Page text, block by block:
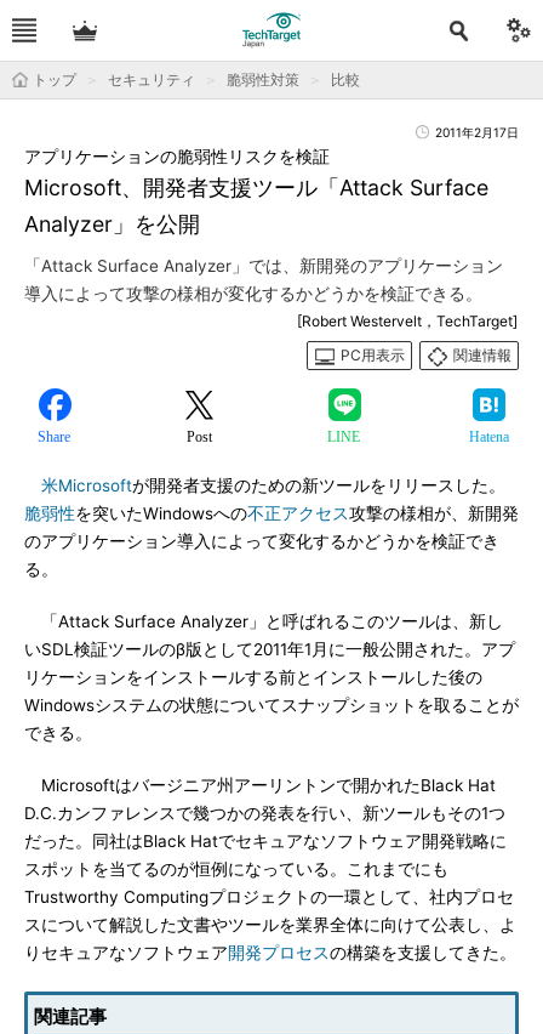
トップ セキュリティ 脆弱性対策 比較
2011年2月17日
Microsoft、開発者支援ツール「Attack Surface
Analyzer」を公開
アプリケーションの脆弱性リスクを検証
「Attack Surface Analyzer」では、新開発のアプリケーション
導入によって攻撃の様相が変化するかどうかを検証できる。
[Robert Westervelt，TechTarget]
PC用表示
関連情報
Share Post LINE Hatena
米Microsoftが開発者支援のための新ツールをリリースした。
脆弱性を突いたWindowsへの不正アクセス攻撃の様相が、新開発
のアプリケーション導入によって変化するかどうかを検証でき
る。
「Attack Surface Analyzer」と呼ばれるこのツールは、新し
いSDL検証ツールのβ版として2011年1月に一般公開された。アプ
リケーションをインストールする前とインストールした後の
Windowsシステムの状態についてスナップショットを取ることが
できる。
Microsoftはバージニア州アーリントンで開かれたBlack Hat
D.C.カンファレンスで幾つかの発表を行い、新ツールもその1つ
だった。同社はBlack Hatでセキュアなソフトウェア開発戦略に
スポットを当てるのが恒例になっている。これまでにも
Trustworthy Computingプロジェクトの一環として、社内プロセ
スについて解説した文書やツールを業界全体に向けて公表し、よ
りセキュアなソフトウェア開発プロセスの構築を支援してきた。
関連記事